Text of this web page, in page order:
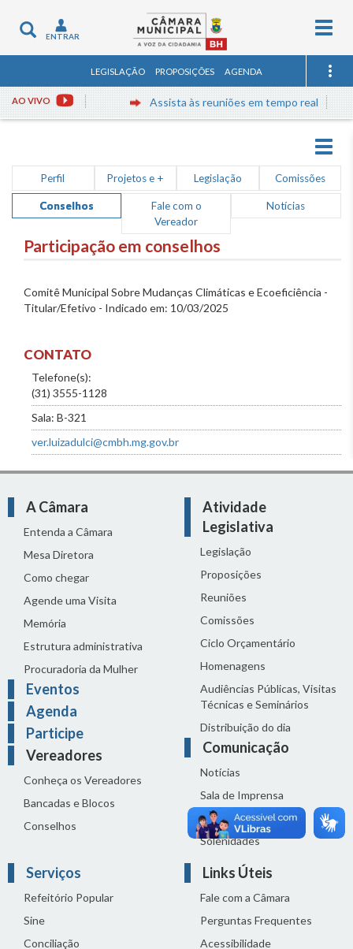
Toggle
navigation
ENTRAR
LEGISLAÇÃO PROPOSIÇÕES AGENDA
AO VIVO Assista às reuniões em tempo real
Perfil Projetos e + Legislação Comissões
Conselhos
Fale com o
Vereador
Notícias
Participação em conselhos
Comitê Municipal Sobre Mudanças Climáticas e Ecoeficiência -
Titular/Efetivo - Indicado em: 10/03/2025
CONTATO
Telefone(s):
(31) 3555-1128
Sala: B-321
ver.luizadulci@cmbh.mg.gov.br
A Câmara
Entenda a Câmara
Mesa Diretora
Como chegar
Agende uma Visita
Memória
Estrutura administrativa
Procuradoria da Mulher
Eventos
Agenda
Participe
Vereadores
Conheça os Vereadores
Bancadas e Blocos
Conselhos
Atividade
Legislativa
Legislação
Proposições
Reuniões
Comissões
Ciclo Orçamentário
Homenagens
Audiências Públicas, Visitas
Técnicas e Seminários
Distribuição do dia
Comunicação
Notícias
Sala de Imprensa
Vídeos de Reuniões
Solenidades
Serviços
Refeitório Popular
Sine
Conciliação
Links Úteis
Fale com a Câmara
Perguntas Frequentes
Acessibilidade